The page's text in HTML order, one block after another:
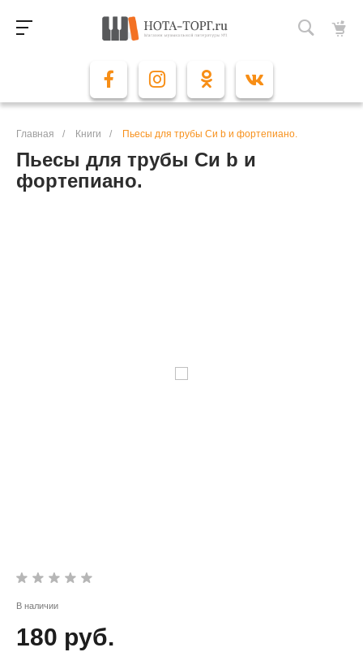
Главная / Книги / Пьесы для трубы Си b и фортепиано.
Пьесы для трубы Си b и
фортепиано.
В наличии
180 руб.